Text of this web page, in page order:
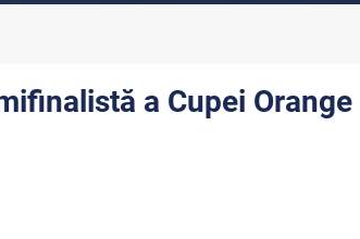
a Cupei Orange